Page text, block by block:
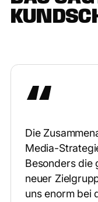
KUNDSC
Die
Media-
Besonders die
neuer
uns enorm bei